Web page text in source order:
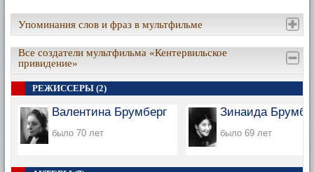
Упоминания слов и фраз в мультфильме
Все создатели мультфильма «Кентервильское
привидение»
РЕЖИССЕРЫ (2)
Валентина Брумберг
было 70 лет
Зинаида
было 69 лет